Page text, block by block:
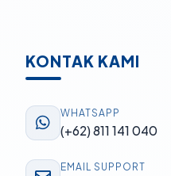
KONTAK KAMI
WHATSAPP
(+62) 811 141 040
EMAIL SUPPORT